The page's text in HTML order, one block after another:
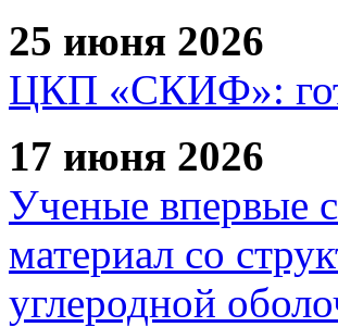
25 июня 2026
ЦКП «СКИФ»:
17 июня 2026
Ученые впервые
материал со
углеродной